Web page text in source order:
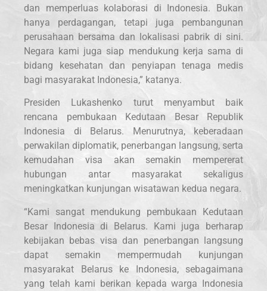
dan memperluas kolaborasi di Indonesia. Bukan
hanya perdagangan, tetapi juga pembangunan
perusahaan bersama dan lokalisasi pabrik di sini.
Negara kami juga siap mendukung kerja sama di
bidang kesehatan dan penyiapan tenaga medis
bagi masyarakat Indonesia,” katanya.
Presiden Lukashenko turut menyambut baik
rencana pembukaan Kedutaan Besar Republik
Indonesia di Belarus. Menurutnya, keberadaan
perwakilan diplomatik, penerbangan langsung, serta
kemudahan visa akan semakin mempererat
hubungan antar masyarakat sekaligus
meningkatkan kunjungan wisatawan kedua negara.
“Kami sangat mendukung pembukaan Kedutaan
Besar Indonesia di Belarus. Kami juga berharap
kebijakan bebas visa dan penerbangan langsung
dapat semakin mempermudah kunjungan
masyarakat Belarus ke Indonesia, sebagaimana
yang telah kami berikan kepada warga Indonesia